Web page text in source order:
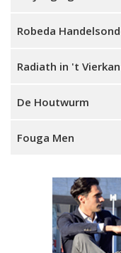
Robeda
Radiath in 't
De Houtwurm
Fouga Men